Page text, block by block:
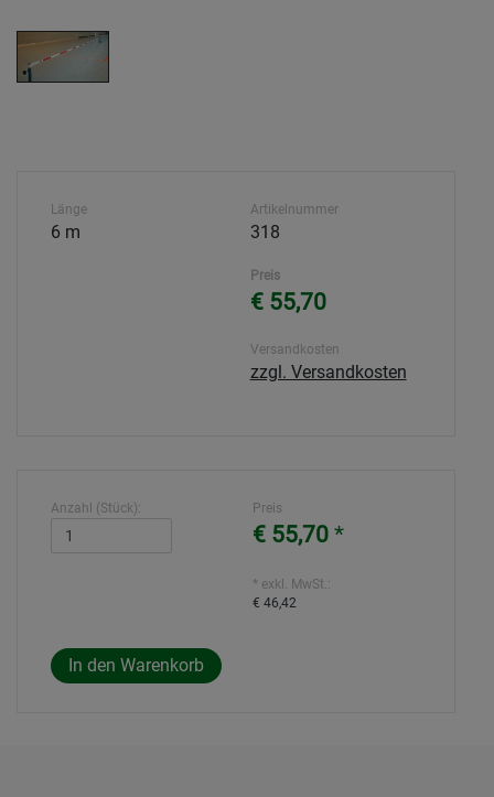
Länge
6 m
Artikelnummer
318
Preis
€ 55,70
Versandkosten
zzgl. Versandkosten
Anzahl (Stück): Preis
€ 55,70 *
* exkl. MwSt.:
€ 46,42